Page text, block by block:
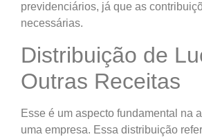
previdenciários, já que as
necessárias.
Distribuição de
Outras Receitas
Esse é um aspecto fundamental na
uma empresa. Essa distribuição